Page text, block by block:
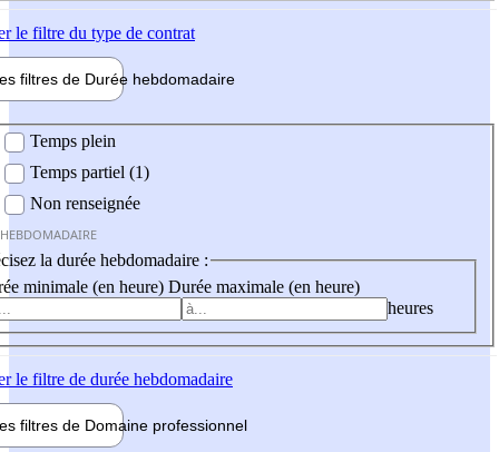
le filtre du type de contrat
filtres de Durée hebdomadaire
Temps plein
Temps partiel (1)
Non renseignée
la durée hebdomadaire :
minimale (en heure) Durée maximale (en heure)
heures
le filtre de durée hebdomadaire
filtres de Domaine professionnel